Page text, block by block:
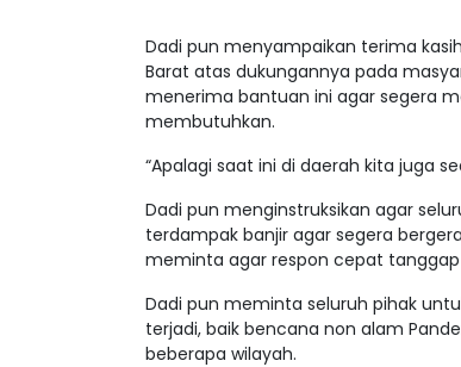
Dadi pun menyampaikan terima
Barat atas dukungannya pada
menerima bantuan ini agar segera
membutuhkan.
“Apalagi saat ini di daerah kita juga
Dadi pun menginstruksikan agar
terdampak banjir agar segera
meminta agar respon cepat tanggap
Dadi pun meminta seluruh pihak
terjadi, baik bencana non alam
beberapa wilayah.